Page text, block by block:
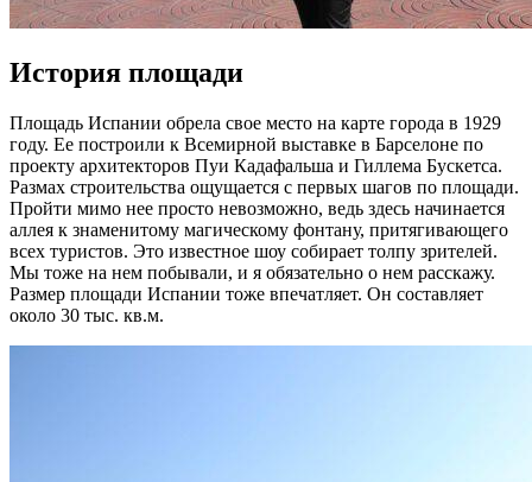
История площади
Площадь Испании обрела свое место на карте города в 1929
году. Ее построили к Всемирной выставке в Барселоне по
проекту архитекторов Пуи Кадафальша и Гиллема Бускетса.
Размах строительства ощущается с первых шагов по площади.
Пройти мимо нее просто невозможно, ведь здесь начинается
аллея к знаменитому магическому фонтану, притягивающего
всех туристов. Это известное шоу собирает толпу зрителей.
Мы тоже на нем побывали, и я обязательно о нем расскажу.
Размер площади Испании тоже впечатляет. Он составляет
около 30 тыс. кв.м.